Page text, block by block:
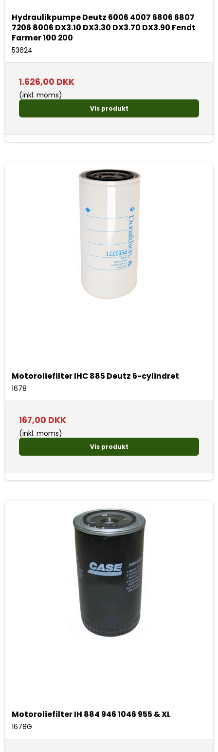
Hydraulikpumpe Deutz 6006 4007 6806 6807
7206 8006 DX3.10 DX3.30 DX3.70 DX3.90 Fendt
Farmer 100 200
53624
1.626,00 DKK
(inkl. moms)
Vis produkt
Motoroliefilter IHC 885 Deutz 6-cylindret
1678
167,00 DKK
(inkl. moms)
Vis produkt
Motoroliefilter IH 884 946 1046 955 & XL
1678G